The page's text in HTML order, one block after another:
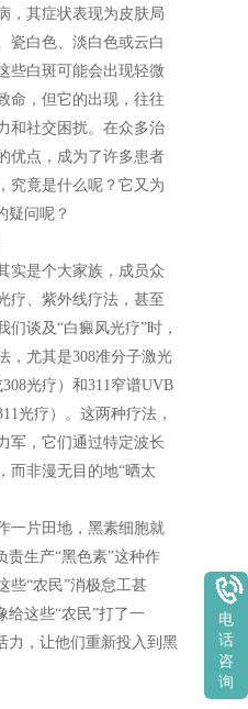
，其症状表现为皮肤局
瓷白色、淡白色或云白
些白斑可能会出现轻微
命，但它的出现，往往
和社交困扰。在众多治
优点，成为了许多患者
究竟是什么呢？它又为
疑问呢？
实是个大家族，成员众
疗、紫外线疗法，甚至
谈及“白癜风光疗”时，
，尤其是308准分子激光
光疗）和311窄谱UVB
光疗）。这两种疗法，
军，它们通过特定波长
而非漫无目的地“晒太
一片田地，黑素细胞就
责生产“黑色素”这种作
些“农民”消极怠工甚
给这些“农民”打了一
力，让他们重新投入到黑
电
话
咨
询